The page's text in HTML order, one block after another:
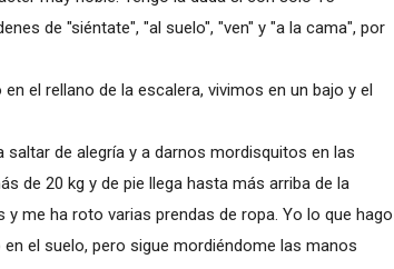
de "siéntate", "al suelo", "ven" y "a la cama", por
el rellano de la escalera, vivimos en un bajo y el
de alegría y a darnos mordisquitos en las
de 20 kg y de pie llega hasta más arriba de la
me ha roto varias prendas de ropa. Yo lo que hago
el suelo, pero sigue mordiéndome las manos